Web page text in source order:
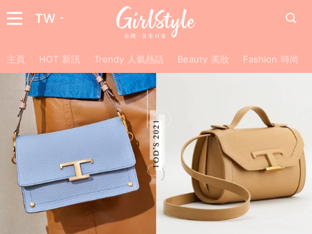
TW
主頁 HOT 新訊 Trendy 人氣熱話 Beauty 美妝 Fashion 時尚